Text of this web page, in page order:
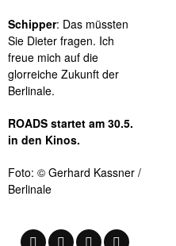
Schipper: Das müssten
Sie Dieter fragen. Ich
freue mich auf die
glorreiche Zukunft der
Berlinale.
ROADS startet am 30.5.
in den Kinos.
Foto: © Gerhard Kassner /
Berlinale